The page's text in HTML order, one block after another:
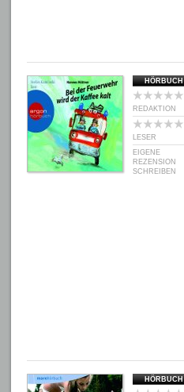
HÖRBUCH
REDAKTION
LESER
EIGENE
REZENSION
SCHREIBEN
HÖRBUCH